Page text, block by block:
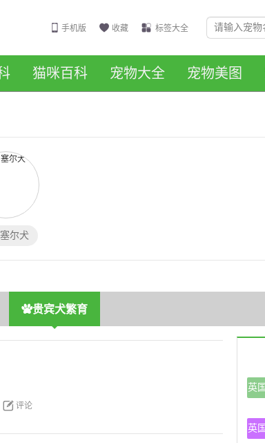
手机版 收藏 标签大全
猫咪百科 宠物大全 宠物美图
尔犬
贵宾犬繁育
评论
英
英